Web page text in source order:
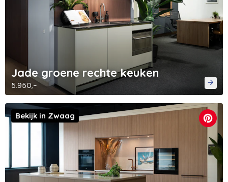
Jade groene rechte keuken
5.950,-
Bekijk in Zwaag